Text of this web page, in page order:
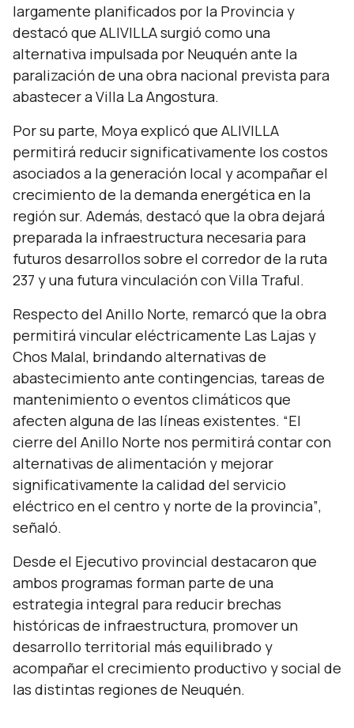
largamente planificados por la Provincia y
destacó que ALIVILLA surgió como una
alternativa impulsada por Neuquén ante la
paralización de una obra nacional prevista para
abastecer a Villa La Angostura.
Por su parte, Moya explicó que ALIVILLA
permitirá reducir significativamente los costos
asociados a la generación local y acompañar el
crecimiento de la demanda energética en la
región sur. Además, destacó que la obra dejará
preparada la infraestructura necesaria para
futuros desarrollos sobre el corredor de la ruta
237 y una futura vinculación con Villa Traful.
Respecto del Anillo Norte, remarcó que la obra
permitirá vincular eléctricamente Las Lajas y
Chos Malal, brindando alternativas de
abastecimiento ante contingencias, tareas de
mantenimiento o eventos climáticos que
afecten alguna de las líneas existentes. “El
cierre del Anillo Norte nos permitirá contar con
alternativas de alimentación y mejorar
significativamente la calidad del servicio
eléctrico en el centro y norte de la provincia”,
señaló.
Desde el Ejecutivo provincial destacaron que
ambos programas forman parte de una
estrategia integral para reducir brechas
históricas de infraestructura, promover un
desarrollo territorial más equilibrado y
acompañar el crecimiento productivo y social de
las distintas regiones de Neuquén.